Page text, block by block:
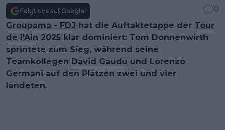
Folgt uns auf Google!
0
Groupama - FDJ hat die Auftaktetappe der Tour
de l'Ain 2025 klar dominiert: Tom Donnenwirth
sprintete zum Sieg, während seine
Teamkollegen David Gaudu und Lorenzo
Germani auf den Plätzen zwei und vier
landeten.